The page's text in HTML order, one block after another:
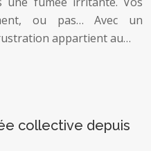
ou pas… Avec un
appartient au…
collective depuis